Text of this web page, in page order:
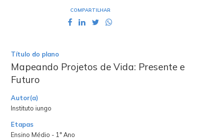
COMPARTILHAR
Título do plano
Mapeando Projetos de Vida: Presente e
Futuro
Autor(a)
Instituto iungo
Etapas
Ensino Médio - 1° Ano